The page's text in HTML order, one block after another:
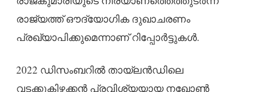
രാജ്യത്ത് ഔദ്യോഗിക ദുഖാചരണം
പ്രഖ്യാപിക്കുമെന്നാണ് റിപ്പോർട്ടുകൾ.
2022 ഡിസംബറിൽ തായ്‌ലൻഡിലെ
വടക്കുകിഴക്കൻ പ്രവിശ്യയായ നഖോൺ